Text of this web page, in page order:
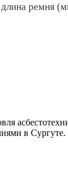
ремня
в Сургуте.